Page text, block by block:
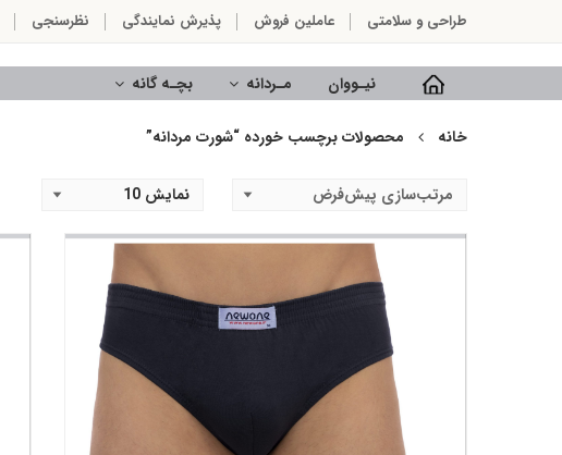
طراحی و سلامتی عاملین فروش پذیرش نمایندگی نظرسنجی
نیـووان مـردانه بچـه گانه
خانه محصولات برچسب خورده “شورت مردانه”